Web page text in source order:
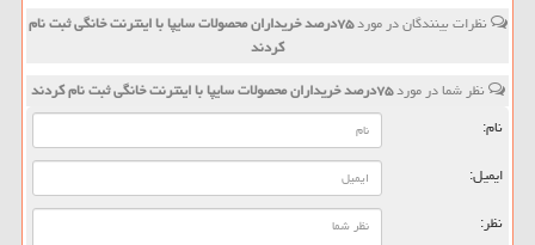
نظرات بینندگان در مورد
۷۵درصد خریداران محصولات سایپا با اینترنت خانگی ثبت نام
كردند
نظر شما در مورد۷۵درصد خریداران محصولات سایپا با اینترنت خانگی ثبت نام كردند
نام:
ایمیل:
نظر: